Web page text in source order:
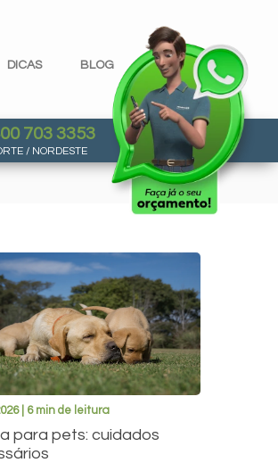
DICAS BLOG
703 3353
/ NORDESTE
| 6 min de leitura
para pets: cuidados